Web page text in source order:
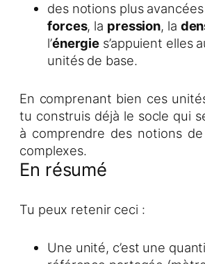
des notions plus
forces, la pression, la
l’énergie s’appuient elles
unités de base.
En comprenant bien ces
tu construis déjà le socle qui
à comprendre des notions
complexes.
En résumé
Tu peux retenir ceci :
Une unité, c’est une